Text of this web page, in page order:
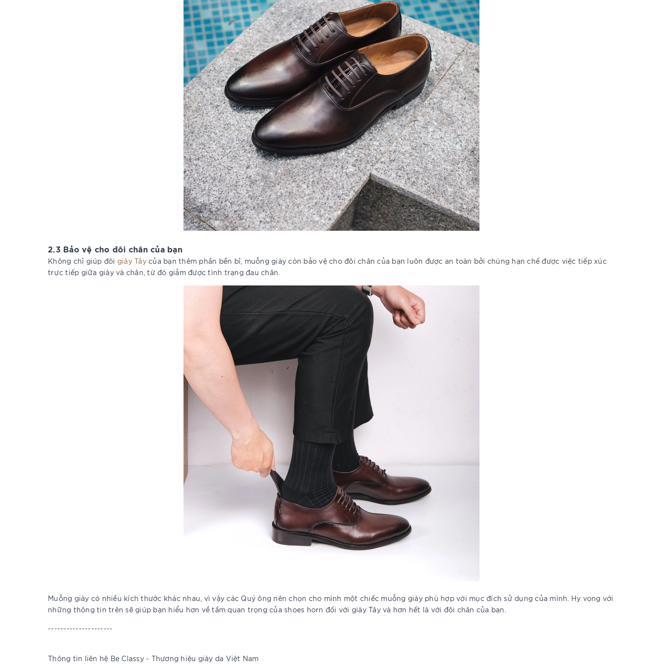
2.3 Bảo vệ cho đôi chân của bạn
Không chỉ giúp đôi giày Tâycủa bạn thêm phần bền bỉ, muỗng giày còn bảo vệ cho đôi chân của bạn luôn được an toàn bởi chúng hạn chế được việc tiếp xúc
trực tiếp giữa giày và chân, từ đó giảm được tình trạng đau chân.
Muỗng giày có nhiều kích thước khác nhau, vì vậy các Quý ông nên chọn cho mình một chiếc muỗng giày phù hợp với mục đích sử dụng của mình. Hy vọng với
những thông tin trên sẽ giúp bạn hiểu hơn về tầm quan trọng của shoes horn đối với giày Tây và hơn hết là với đôi chân của bạn.
---------------------
Thông tin liên hệ Be Classy - Thương hiệu giày da Việt Nam